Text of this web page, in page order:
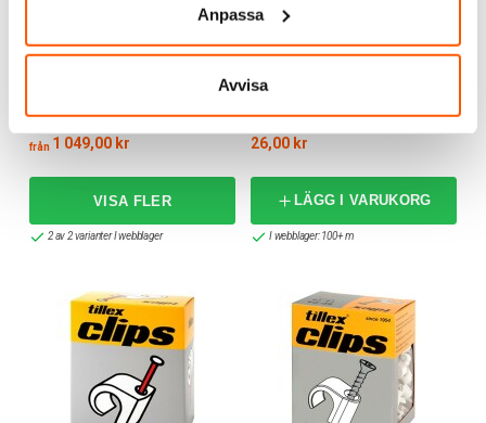
Anpassa
Avvisa
50m
från 1 049,00 kr
2 av 2 varianter I webblager
Löpmeter
Amokabel
26,00 kr
LÄGG I VARUKORG
I webblager: 100+ m